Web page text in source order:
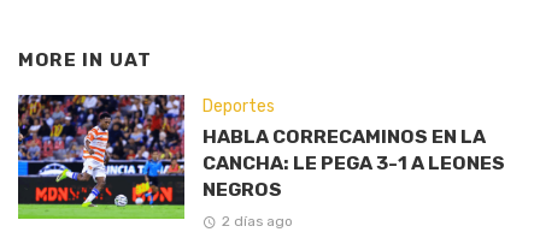
MORE IN UAT
Deportes
HABLA CORRECAMINOS EN LA
CANCHA: LE PEGA 3-1 A LEONES
NEGROS
2 días ago